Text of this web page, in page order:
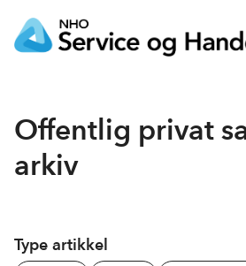
Offentlig privat
arkiv
Type artikkel